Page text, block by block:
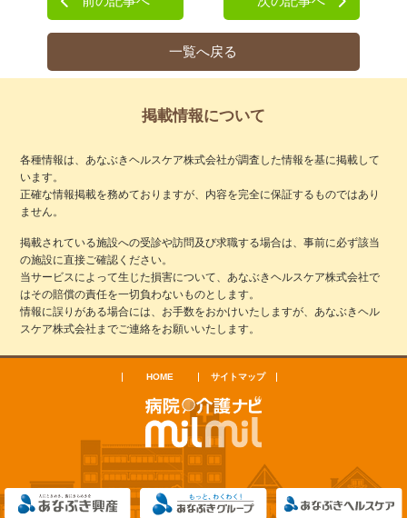
一覧へ戻る
掲載情報について
各種情報は、あなぶきヘルスケア株式会社が調査した情報を基に掲載して
います。
正確な情報掲載を務めておりますが、内容を完全に保証するものではあり
ません。
掲載されている施設への受診や訪問及び求職する場合は、事前に必ず該当
の施設に直接ご確認ください。
当サービスによって生じた損害について、あなぶきヘルスケア株式会社で
はその賠償の責任を一切負わないものとします。
情報に誤りがある場合には、お手数をおかけいたしますが、あなぶきヘル
スケア株式会社までご連絡をお願いいたします。
HOME サイトマップ